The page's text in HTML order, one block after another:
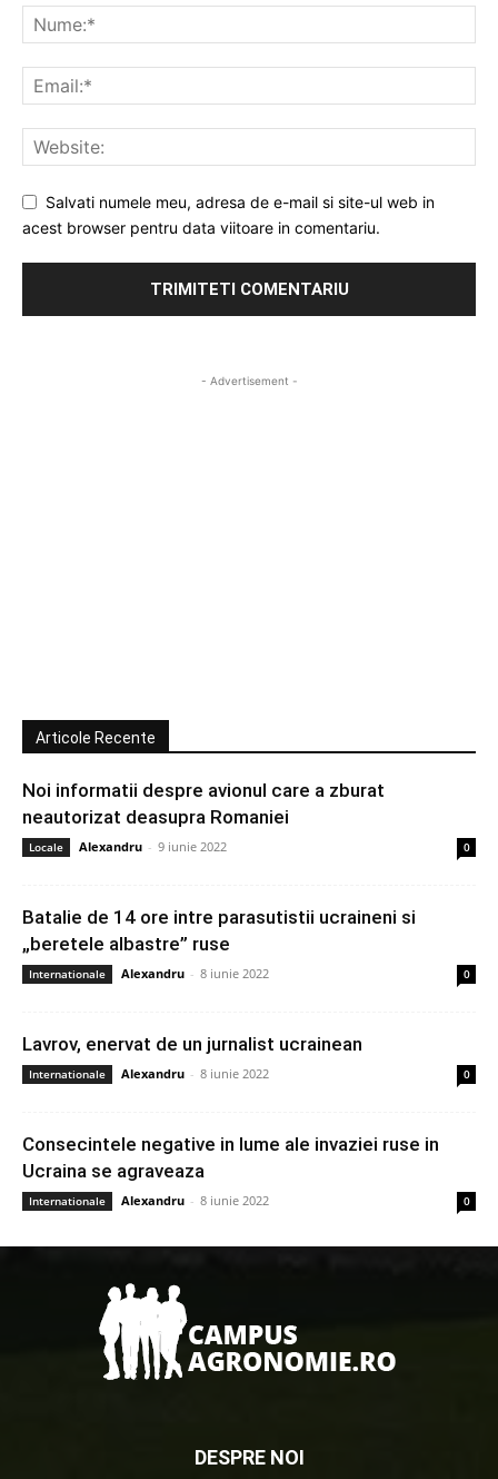
Salvati numele meu, adresa de e-mail si site-ul web in
acest browser pentru data viitoare in comentariu.
- Advertisement -
Articole Recente
Noi informatii despre avionul care a zburat
neautorizat deasupra Romaniei
Locale Alexandru - 9 iunie 2022 0
Batalie de 14 ore intre parasutistii ucraineni si
„beretele albastre” ruse
Internationale Alexandru - 8 iunie 2022 0
Lavrov, enervat de un jurnalist ucrainean
Internationale Alexandru - 8 iunie 2022 0
Consecintele negative in lume ale invaziei ruse in
Ucraina se agraveaza
Internationale Alexandru - 8 iunie 2022 0
DESPRE NOI